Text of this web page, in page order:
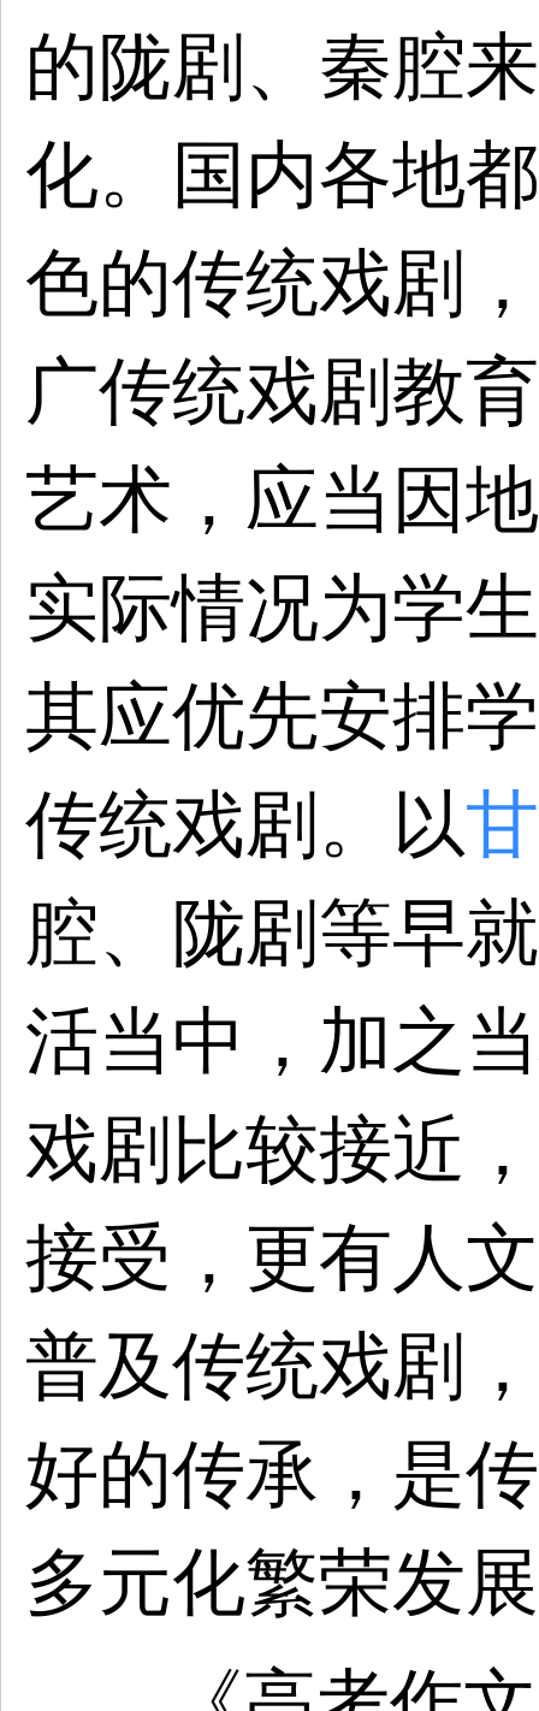
的陇剧、秦腔
化。国内各地
色的传统戏剧
广传统戏剧教
艺术，应当因
实际情况为学
其应优先安排
传统戏剧。以
腔、陇剧等早
活当中，加之
戏剧比较接近
接受，更有人
普及传统戏剧
好的传承，是
多元化繁荣发